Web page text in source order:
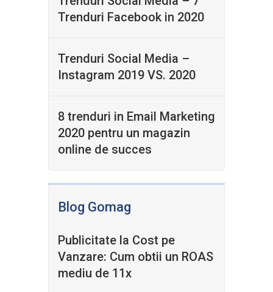
Trenduri Facebook in 2020
Trenduri Social Media –
Instagram 2019 VS. 2020
8 trenduri in Email Marketing
2020 pentru un magazin
online de succes
Blog Gomag
Publicitate la Cost pe
Vanzare: Cum obtii un ROAS
mediu de 11x